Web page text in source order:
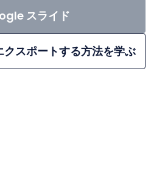
スライド
スポートする方法を学ぶ